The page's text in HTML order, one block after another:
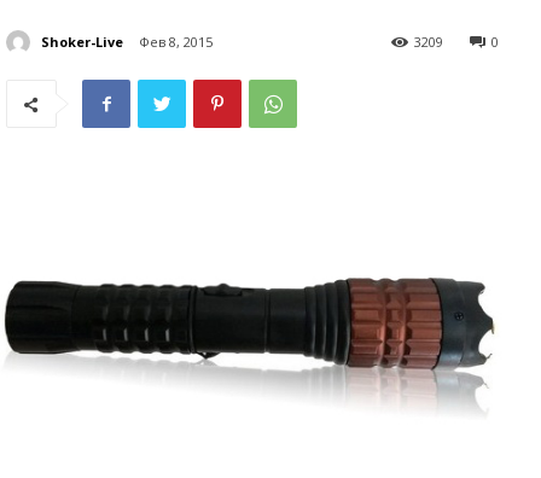
Shoker-Live Фев 8, 2015 0
3209